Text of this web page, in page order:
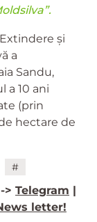
și
a
Sandu,
a 10 ani
(prin
hectare de
#
> Telegram
letter!